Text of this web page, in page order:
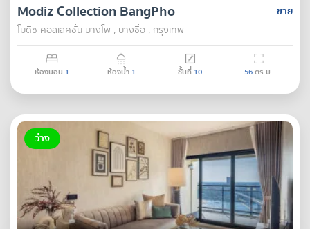
ขาย
Modiz Collection BangPho
โมดิซ คอลเลคชั่น บางโพ , บางซื่อ , กรุงเทพ
ห้องนอน 1 ห้องน้ำ 1 ชั้นที่ 10 56ตร.ม.
ว่าง